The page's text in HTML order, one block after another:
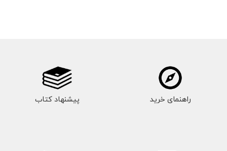
راهنمای خرید پیشنهاد کتاب